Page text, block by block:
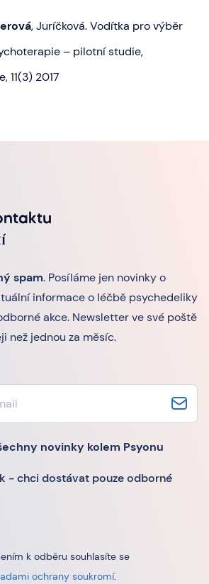
, Juríčková. Vodítka pro výběr
– pilotní studie,
11(3) 2017
spam. Posíláme jen novinky o
informace o léčbě psychedeliky
akce. Newsletter ve své poště
než jednou za měsíc.
novinky kolem Psyonu
- chci dostávat pouze odborné
k odběru souhlasíte se
ochrany soukromí.